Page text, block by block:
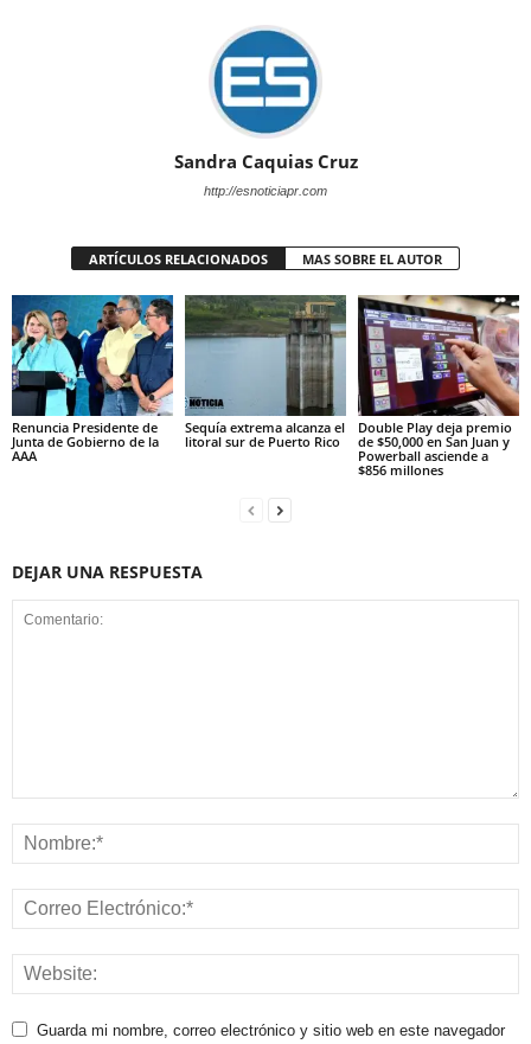
Sandra Caquias Cruz
http://esnoticiapr.com
ARTÍCULOS RELACIONADOS MAS SOBRE EL AUTOR
Renuncia Presidente de
Junta de Gobierno de la
AAA
Sequía extrema alcanza el
litoral sur de Puerto Rico
Double Play deja premio
de $50,000 en San Juan y
Powerball asciende a
$856 millones
DEJAR UNA RESPUESTA
Guarda mi nombre, correo electrónico y sitio web en este navegador